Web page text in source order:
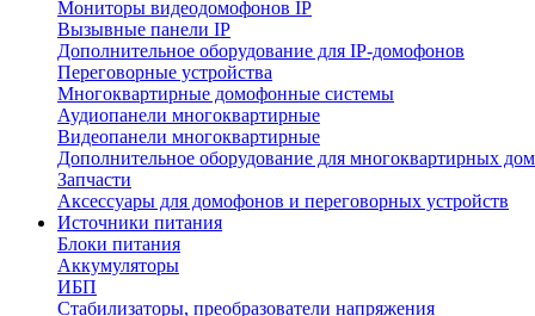
Мониторы видеодомофонов IP
Вызывные панели IP
Дополнительное оборудование для IP-домофонов
Переговорные устройства
Многоквартирные домофонные системы
Аудиопанели многоквартирные
Видеопанели многоквартирные
Дополнительное оборудование для многоквартирных
Запчасти
Аксессуары для домофонов и переговорных устройств
Источники питания
Блоки питания
Аккумуляторы
ИБП
Стабилизаторы, преобразователи напряжения